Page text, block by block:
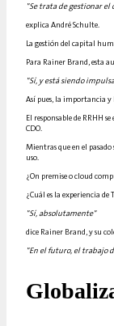
"Se trata de gestionar el
explica André Schulte.
La gestión del capital
Para Rainer Brand, esta
"Sí, y está siendo
Así pues, la importancia
El responsable de RRHH
CDO.
Mientras que en el
uso.
¿On premise o cloud
¿Cuál es la experiencia
"Sí, absolutamente"
dice Rainer Brand, y su
"En el futuro, el trabajo